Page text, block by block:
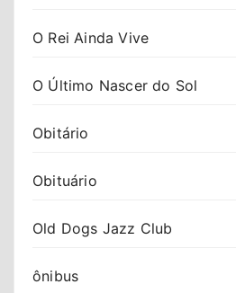
O Rei Ainda Vive
O Último Nascer do Sol
Obitário
Obituário
Old Dogs Jazz Club
ônibus